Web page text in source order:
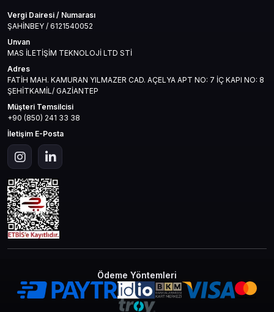
Vergi Dairesi / Numarası
ŞAHİNBEY / 6121540052
Unvan
MAS İLETİŞİM TEKNOLOJİ LTD STİ
Adres
FATİH MAH. KAMURAN YILMAZER CAD. AÇELYA APT NO: 7 İÇ KAPI NO: 8
ŞEHİTKAMİL/ GAZİANTEP
Müşteri Temsilcisi
+90 (850) 241 33 38
İletişim E-Posta
Ödeme Yöntemleri